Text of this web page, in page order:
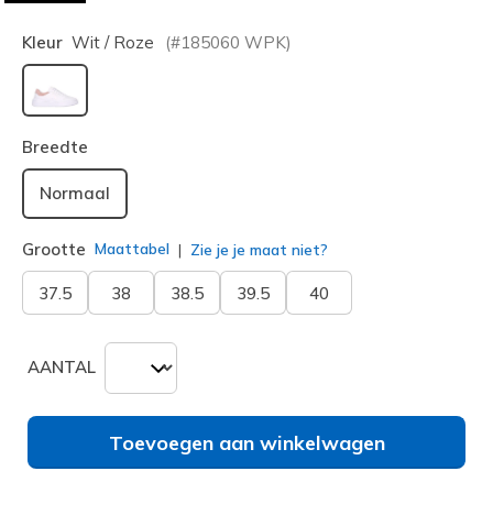
Kleur Wit / Roze (#185060 WPK)
geselecteerd
Breedte
Normaal
Grootte Maattabel Zie je je maat niet?
37.5 38 38.5 39.5 40
AANTAL
Toevoegen aan winkelwagen